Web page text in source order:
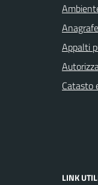
Appalti
Catasto
LINK